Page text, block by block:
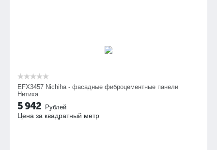
EFX3457 Nichiha - фасадные фиброцементные панели
Нитиха
5 942 Рублей
Цена за квадратный метр